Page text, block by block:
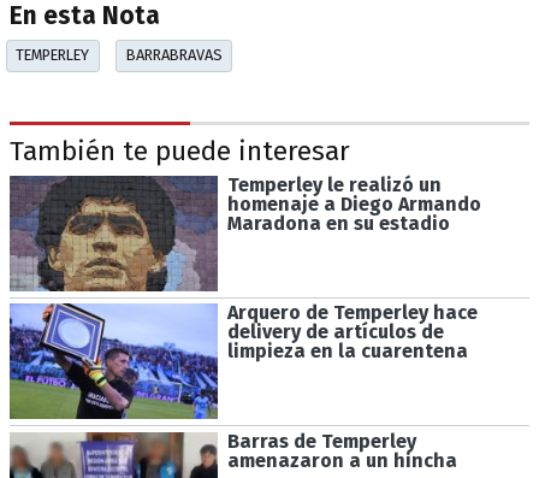
En esta Nota
TEMPERLEY BARRABRAVAS
También te puede interesar
Temperley le realizó un
homenaje a Diego Armando
Maradona en su estadio
Arquero de Temperley hace
delivery de artículos de
limpieza en la cuarentena
Barras de Temperley
amenazaron a un hincha